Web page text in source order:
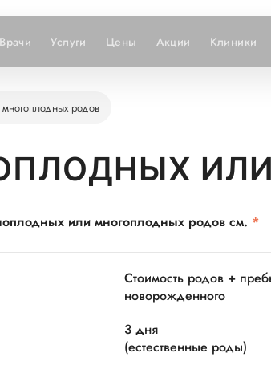
Врачи Услуги Цены Акции Клиники
родов
или многоплодных родов см. *
Стоимость родов +
новорожденного
3 дня
(естественные роды)